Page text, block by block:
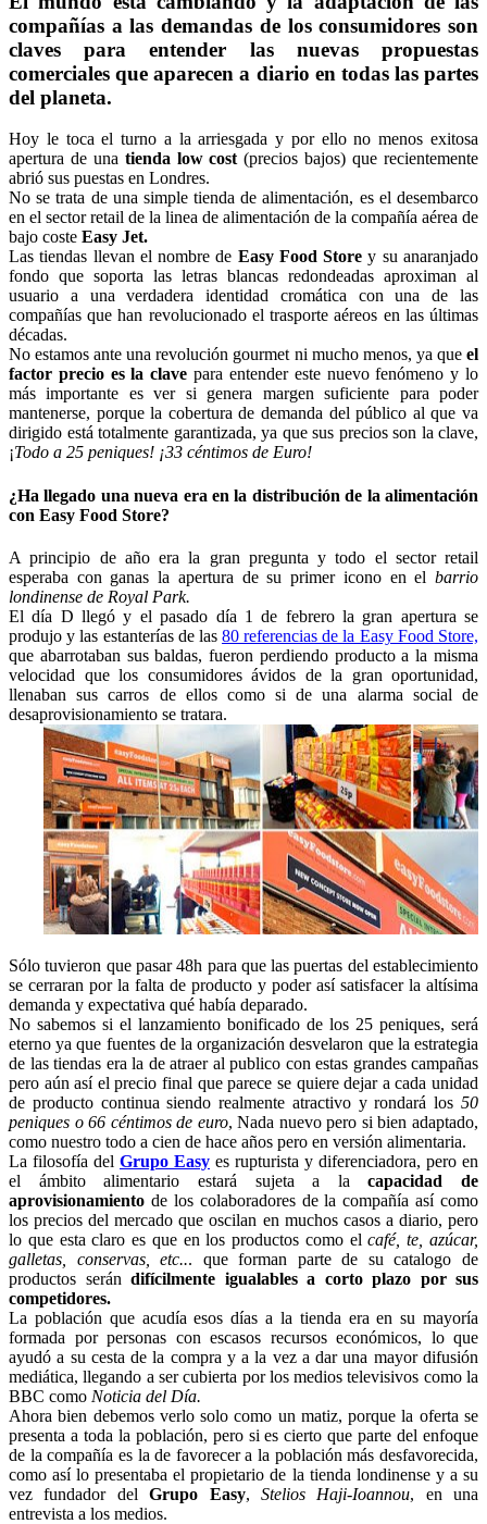
compañías a las demandas de los consumidores son
claves para entender las nuevas propuestas
comerciales que aparecen a diario en todas las partes
del planeta.
Hoy le toca el turno a la arriesgada y por ello no menos exitosa
apertura de una tienda low cost(precios bajos) que recientemente
abrió sus puestas en Londres.
No se trata de una simple tienda de alimentación, es el desembarco
en el sector retail de la linea de alimentación de la compañía aérea de
bajo coste Easy Jet.
Las tiendas llevan el nombre de Easy Food Storey su anaranjado
fondo que soporta las letras blancas redondeadas aproximan al
usuario a una verdadera identidad cromática con una de las
compañías que han revolucionado el trasporte aéreos en las últimas
décadas.
No estamos ante una revolución gourmet ni mucho menos, ya que el
factor precio es la clavepara entender este nuevo fenómeno y lo
más importante es ver si genera margen suficiente para poder
mantenerse, porque la cobertura de demanda del público al que va
dirigido está totalmente garantizada, ya que sus precios son la clave,
¡Todo a 25 peniques! ¡33 céntimos de Euro!
¿Ha llegado una nueva era en la distribución de la alimentación
con Easy Food Store?
A principio de año era la gran pregunta y todo el sector retail
esperaba con ganas la apertura de su primer icono en el barrio
londinense de Royal Park.
El día D llegó y el pasado día 1 de febrero la gran apertura se
produjo y las estanterías de las 80 referencias de la Easy Food Store,
que abarrotaban sus baldas, fueron perdiendo producto a la misma
velocidad que los consumidores ávidos de la gran oportunidad,
llenaban sus carros de ellos como si de una alarma social de
desaprovisionamiento se tratara.
Sólo tuvieron que pasar 48h para que las puertas del establecimiento
se cerraran por la falta de producto y poder así satisfacer la altísima
demanda y expectativa qué había deparado.
No sabemos si el lanzamiento bonificado de los 25 peniques, será
eterno ya que fuentes de la organización desvelaron que la estrategia
de las tiendas era la de atraer al publico con estas grandes campañas
pero aún así el precio final que parece se quiere dejar a cada unidad
de producto continua siendo realmente atractivo y rondará los 50
peniques o 66 céntimos de euro, Nada nuevo pero si bien adaptado,
como nuestro todo a cien de hace años pero en versión alimentaria.
La filosofía del Grupo Easy es rupturista y diferenciadora, pero en
el ámbito alimentario estará sujeta a la capacidad de
aprovisionamiento de los colaboradores de la compañía así como
los precios del mercado que oscilan en muchos casos a diario, pero
lo que esta claro es que en los productos como elcafé, te, azúcar,
galletas, conservas, etc... que forman parte de su catalogo de
productos serán difícilmente igualables a corto plazo por sus
competidores.
La población que acudía esos días a la tienda era en su mayoría
formada por personas con escasos recursos económicos, lo que
ayudó a su cesta de la compra y a la vez a dar una mayor difusión
mediática, llegando a ser cubierta por los medios televisivos como la
BBC como Noticia del Día.
Ahora bien debemos verlo solo como un matiz, porque la oferta se
presenta a toda la población, pero si es cierto que parte del enfoque
de la compañía es la de favorecer a la población más desfavorecida,
como así lo presentaba el propietario de la tienda londinense y a su
vez fundador delGrupo Easy, Stelios Haji-Ioannou, en una
entrevista a los medios.